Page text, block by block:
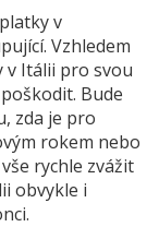
v
Vzhledem
v Itálii pro svou
Bude
zda je pro
rokem nebo
rychle zvážit
obvykle i